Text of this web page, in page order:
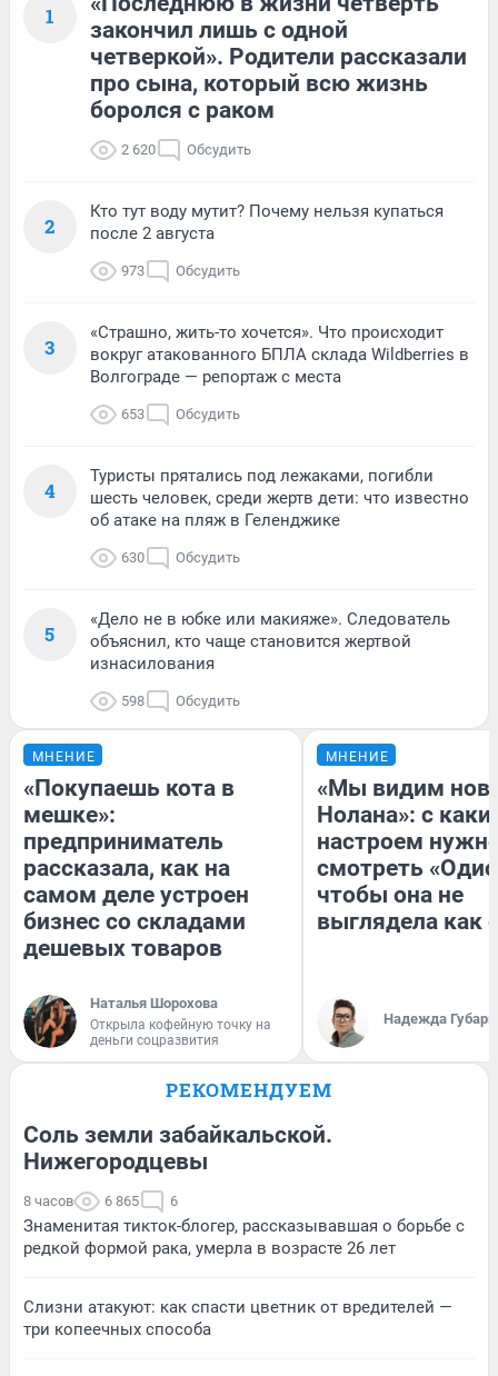
1
закончил лишь с одной
четверкой». Родители рассказали
про сына, который всю жизнь
боролся с раком
2 620 Обсудить
2
Кто тут воду мутит? Почему нельзя купаться
после 2 августа
973 Обсудить
3
«Страшно, жить-то хочется». Что происходит
вокруг атакованного БПЛА склада Wildberries в
Волгограде — репортаж с места
653 Обсудить
4
Туристы прятались под лежаками, погибли
шесть человек, среди жертв дети: что известно
об атаке на пляж в Геленджике
630 Обсудить
5
«Дело не в юбке или макияже». Следователь
объяснил, кто чаще становится жертвой
изнасилования
598 Обсудить
МНЕНИЕ
«Покупаешь кота в
мешке»:
предприниматель
рассказала, как на
самом деле устроен
бизнес со складами
дешевых товаров
Наталья Шорохова
Открыла кофейную точку на
деньги соцразвития
МНЕНИЕ
«Мы видим
Нолана»: с
настроем
смотреть
чтобы она не
выглядела как
Надежда Губарь
РЕКОМЕНДУЕМ
Соль земли забайкальской.
Нижегородцевы
8 часов 6 865 6
Знаменитая тикток-блогер, рассказывавшая о борьбе с
редкой формой рака, умерла в возрасте 26 лет
Слизни атакуют: как спасти цветник от вредителей —
три копеечных способа